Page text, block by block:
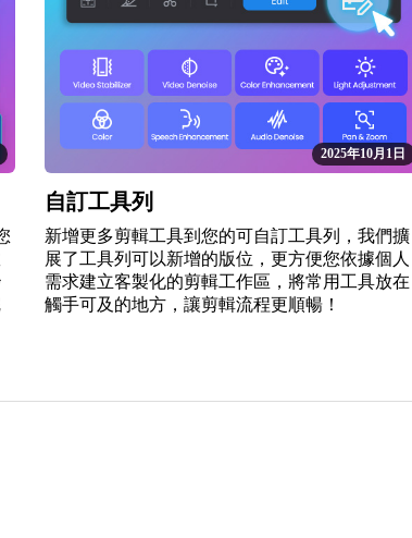
2025年10月1日
自訂工具列
新增更多剪輯工具到您的可自訂工具列，我們擴
展了工具列可以新增的版位，更方便您依據個人
需求建立客製化的剪輯工作區，將常用工具放在
觸手可及的地方，讓剪輯流程更順暢！